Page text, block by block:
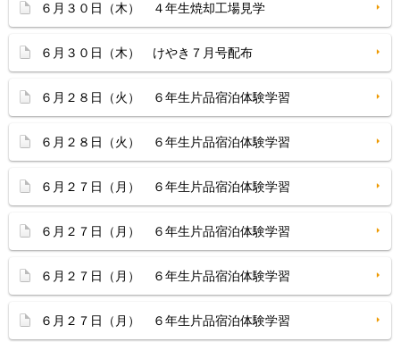
６月３０日（木） ４年生焼却工場見学
６月３０日（木） けやき７月号配布
６月２８日（火） ６年生片品宿泊体験学習
６月２８日（火） ６年生片品宿泊体験学習
６月２７日（月） ６年生片品宿泊体験学習
６月２７日（月） ６年生片品宿泊体験学習
６月２７日（月） ６年生片品宿泊体験学習
６月２７日（月） ６年生片品宿泊体験学習